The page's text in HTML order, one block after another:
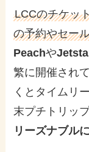
LCCのチケッ
の予約やセー
Peachや
繁に開催され
くとタイムリ
末プチトリッ
リーズナブル